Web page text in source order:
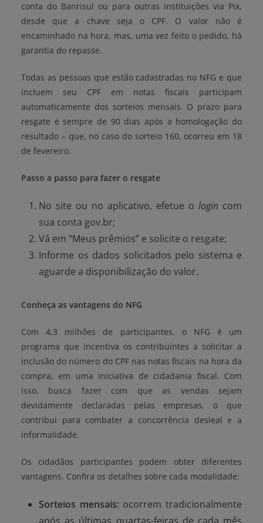
conta do Banrisul ou para outras instituições via Pix,
desde que a chave seja o CPF. O valor não é
encaminhado na hora, mas, uma vez feito o pedido, há
garantia do repasse.
Todas as pessoas que estão cadastradas no NFG e que
incluem seu CPF em notas fiscais participam
automaticamente dos sorteios mensais. O prazo para
resgate é sempre de 90 dias após a homologação do
resultado – que, no caso do sorteio 160, ocorreu em 18
de fevereiro.
Passo a passo para fazer o resgate
No site ou no aplicativo, efetue o login com
sua conta gov.br;
Vá em “Meus prêmios” e solicite o resgate;
Informe os dados solicitados pelo sistema e
aguarde a disponibilização do valor.
Conheça as vantagens do NFG
Com 4,3 milhões de participantes, o NFG é um
programa que incentiva os contribuintes a solicitar a
inclusão do número do CPF nas notas fiscais na hora da
compra, em uma iniciativa de cidadania fiscal. Com
isso, busca fazer com que as vendas sejam
devidamente declaradas pelas empresas, o que
contribui para combater a concorrência desleal e a
informalidade.
Os cidadãos participantes podem obter diferentes
vantagens. Confira os detalhes sobre cada modalidade:
Sorteios mensais: ocorrem tradicionalmente